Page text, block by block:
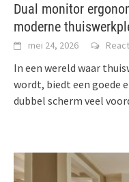
Dual monitor
moderne
mei 24, 2026
In een wereld waar
wordt, biedt een goede
dubbel scherm veel